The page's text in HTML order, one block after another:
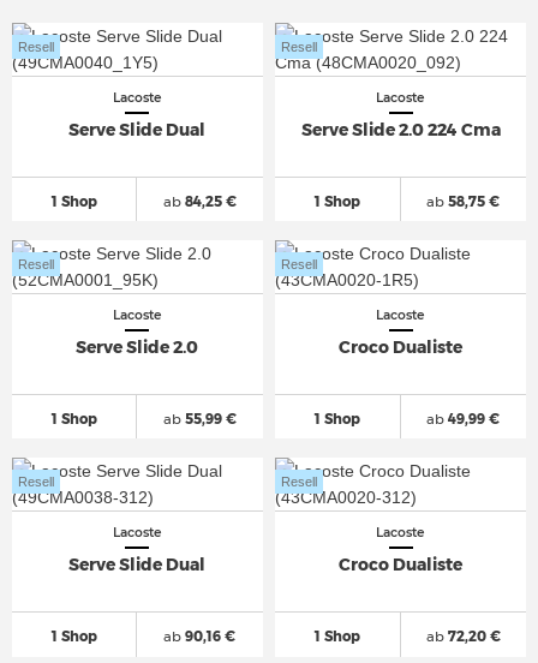
Lacoste
Serve Slide Dual
1 Shop
Resell
ab84,25 €
Lacoste
Serve Slide 2.0 224 Cma
1 Shop
Resell
ab 58,75 €
Lacoste
Serve Slide 2.0
1 Shop
Resell
ab55,99 €
Lacoste
Croco Dualiste
1 Shop
Resell
ab 49,99 €
Lacoste
Serve Slide Dual
1 Shop
Resell
ab 90,16 €
Lacoste
Croco Dualiste
1 Shop
Resell
ab72,20 €